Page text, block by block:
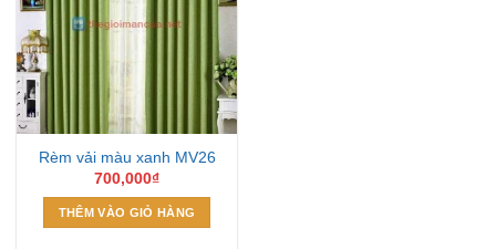
Add to
Wishlist
Rèm vải màu xanh MV26
700,000₫
THÊM VÀO GIỎ HÀNG